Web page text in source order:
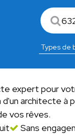
expert pour
d'un architecte à
vos rêves.
Sans